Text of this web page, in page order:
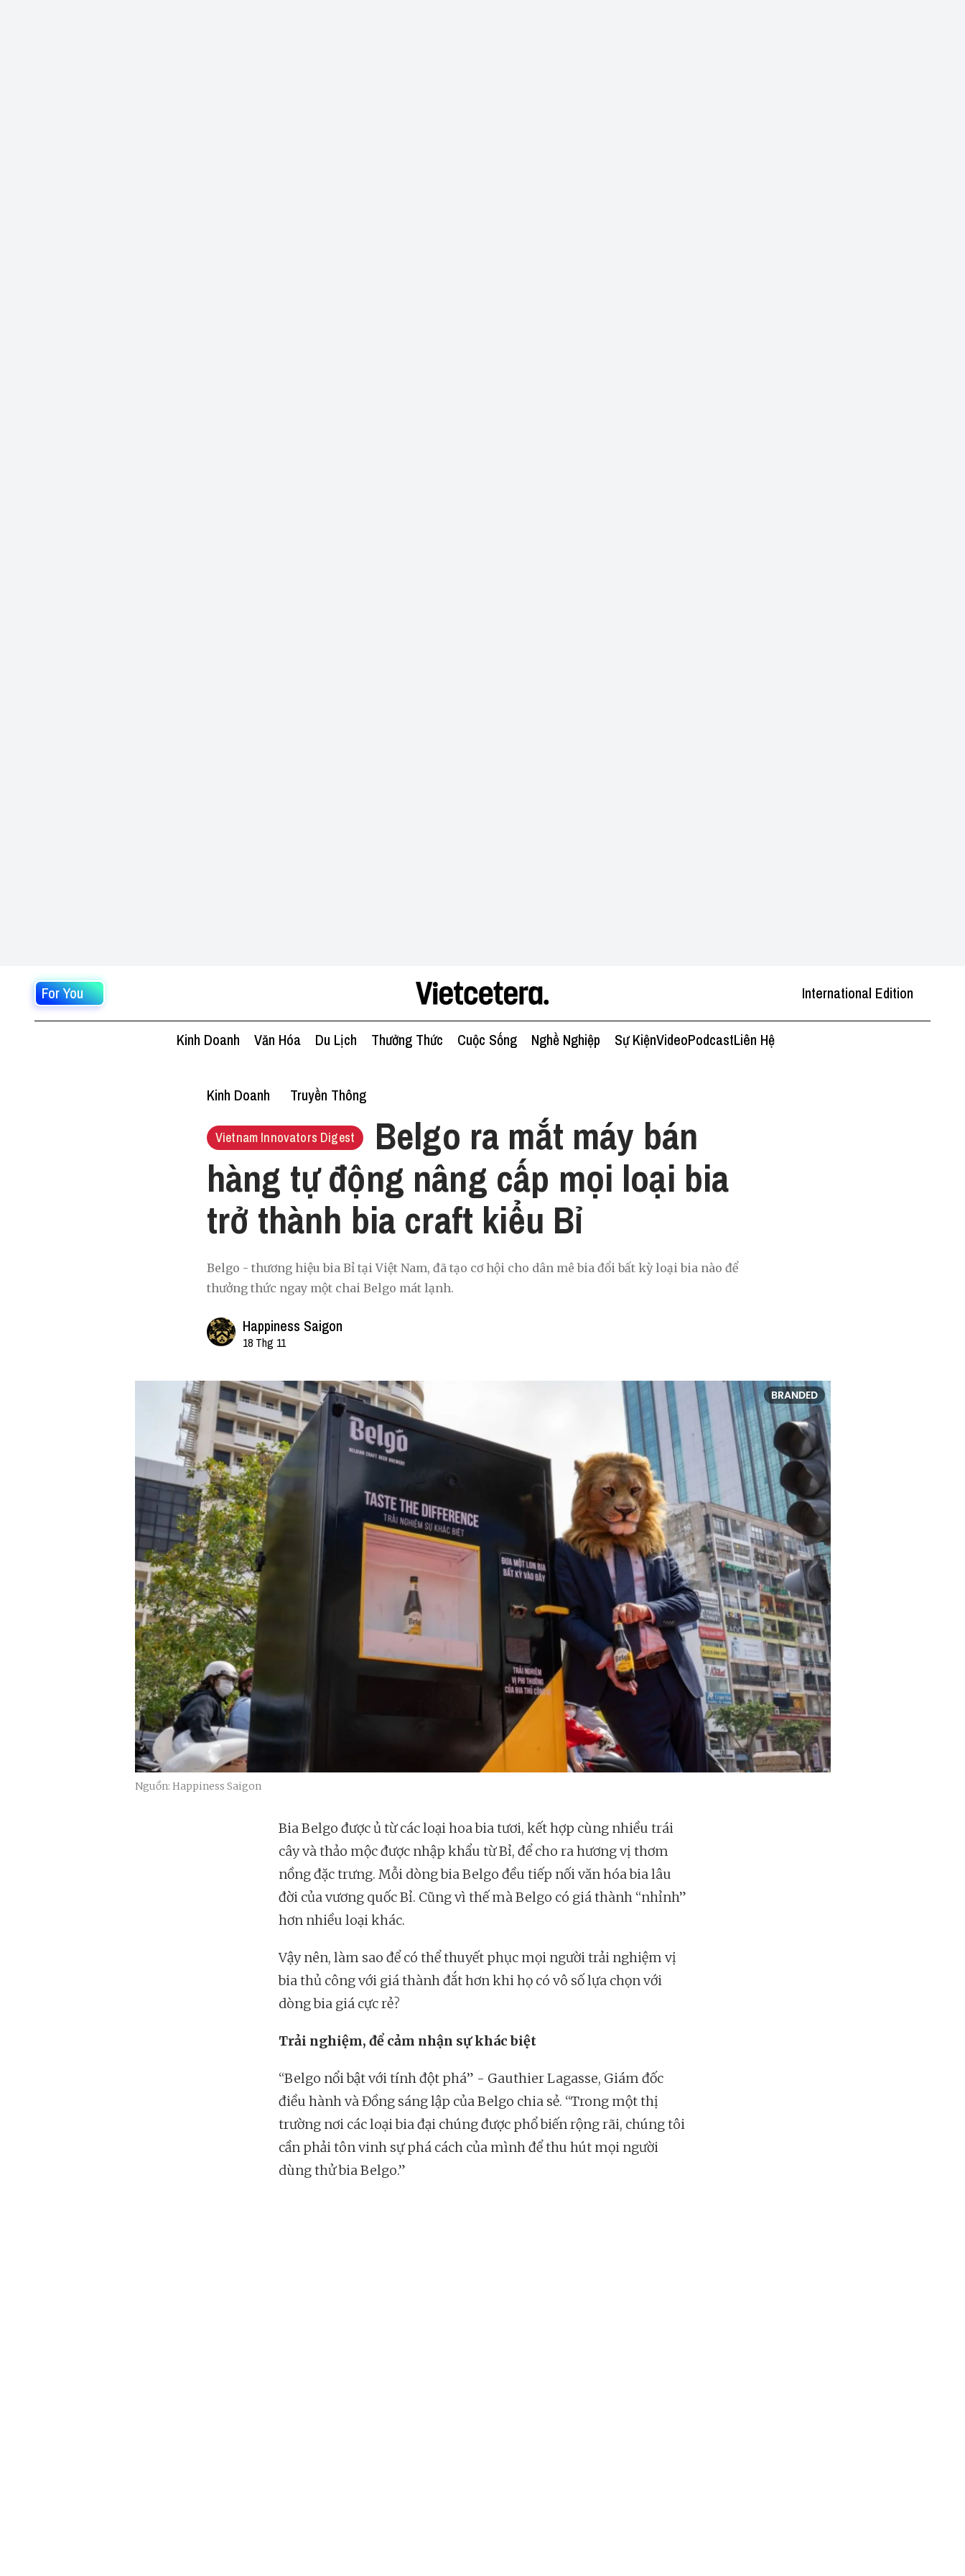
For You International Edition
Kinh Doanh Văn Hóa Du Lịch Thưởng Thức Cuộc Sống Nghề Nghiệp Sự KiệnVideoPodcastLiên Hệ
Kinh Doanh Truyền Thông
Vietnam Innovators Digest
Belgo ra mắt máy bán
hàng tự động nâng cấp mọi loại bia
trở thành bia craft kiểu Bỉ
Belgo - thương hiệu bia Bỉ tại Việt Nam, đã tạo cơ hội cho dân mê bia đổi bất kỳ loại bia nào để
thưởng thức ngay một chai Belgo mát lạnh.
Happiness Saigon
18 Thg 11
BRANDED
Nguồn: Happiness Saigon
Bia Belgo được ủ từ các loại hoa bia tươi, kết hợp cùng nhiều trái
cây và thảo mộc được nhập khẩu từ Bỉ, để cho ra hương vị thơm
nồng đặc trưng. Mỗi dòng bia Belgo đều tiếp nối văn hóa bia lâu
đời của vương quốc Bỉ. Cũng vì thế mà Belgo có giá thành “nhỉnh”
hơn nhiều loại khác.
Vậy nên, làm sao để có thể thuyết phục mọi người trải nghiệm vị
bia thủ công với giá thành đắt hơn khi họ có vô số lựa chọn với
dòng bia giá cực rẻ?
Trải nghiệm, để cảm nhận sự khác biệt
“Belgo nổi bật với tính đột phá” - Gauthier Lagasse, Giám đốc
điều hành và Đồng sáng lập của Belgo chia sẻ. “Trong một thị
trường nơi các loại bia đại chúng được phổ biến rộng rãi, chúng tôi
cần phải tôn vinh sự phá cách của mình để thu hút mọi người
dùng thử bia Belgo.”